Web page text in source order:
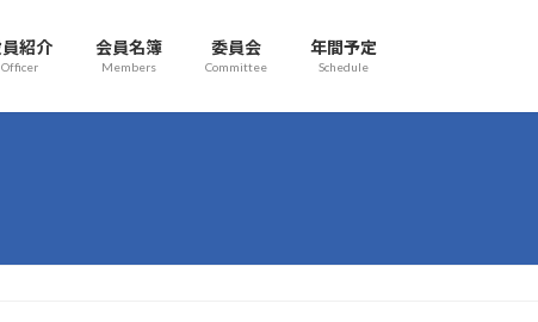
紹介
Officer
会員名簿
Members
委員会
Committee
年間予定
Schedule